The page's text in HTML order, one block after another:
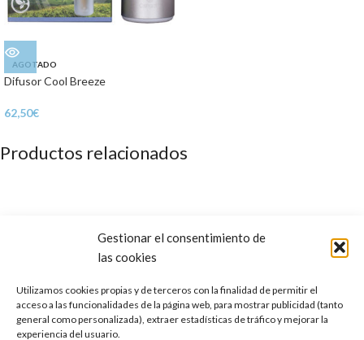
Gestionar el consentimiento de
las cookies
Utilizamos cookies propias y de terceros con la finalidad de permitir el
acceso a las funcionalidades de la página web, para mostrar publicidad (tanto
general como personalizada), extraer estadísticas de tráfico y mejorar la
experiencia del usuario.
AGOTADO
Difusor Cool Breeze
62,50€
Productos relacionados